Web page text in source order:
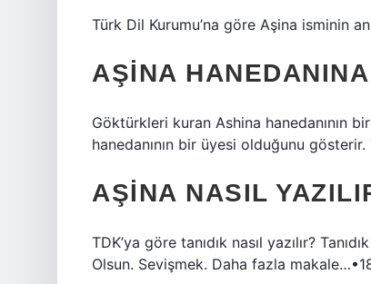
Türk Dil Kurumu’na göre Aşina isminin
AŞINA
Göktürkleri kuran Ashina hanedanının
hanedanının bir üyesi olduğunu
AŞINA NASIL
TDK’ya göre tanıdık nasıl yazılır?
Olsun. Sevişmek. Daha fazla